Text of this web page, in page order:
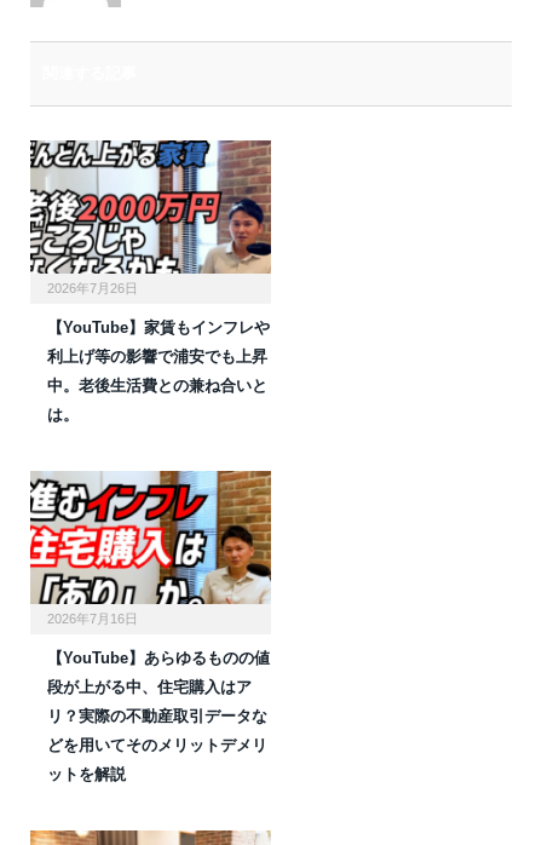
2026年7月26日
【YouTube】家賃もインフレや
利上げ等の影響で浦安でも上昇
中。老後生活費との兼ね合いと
は。
2026年7月16日
【YouTube】あらゆるものの値
段が上がる中、住宅購入はア
リ？実際の不動産取引データな
どを用いてそのメリットデメリ
ットを解説